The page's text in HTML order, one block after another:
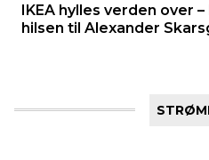
IKEA hylles verden over
hilsen til Alexander